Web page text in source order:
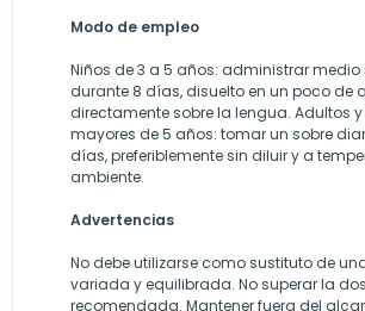
Modo de empleo
Niños de 3 a 5 años: administrar medio
durante 8 días, disuelto en un poco de
directamente sobre la lengua. Adultos
mayores de 5 años: tomar un sobre
días, preferiblemente sin diluir y a
ambiente.
Advertencias
No debe utilizarse como sustituto de
variada y equilibrada. No superar la
recomendada. Mantener fuera del